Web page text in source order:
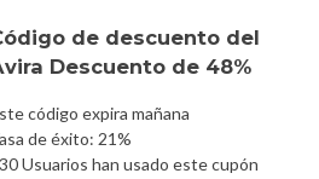
de descuento del
Descuento de 48%
código expira mañana
de éxito: 21%
Usuarios han usado este cupón